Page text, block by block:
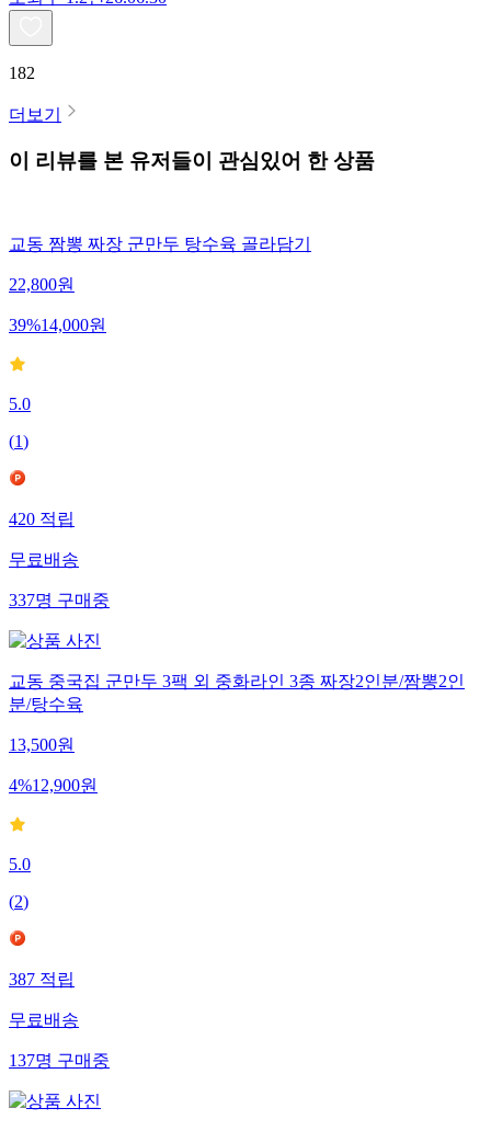
182
더보기
이 리뷰를 본 유저들이 관심있어 한 상품
교동 짬뽕 짜장 군만두 탕수육 골라담기
22,800원
39%14,000원
5.0
(1)
420 적립
무료배송
337명 구매중
교동 중국집 군만두 3팩 외 중화라인 3종 짜장2인분/짬뽕2인
분/탕수육
13,500원
4%12,900원
5.0
(2)
387 적립
무료배송
137명 구매중